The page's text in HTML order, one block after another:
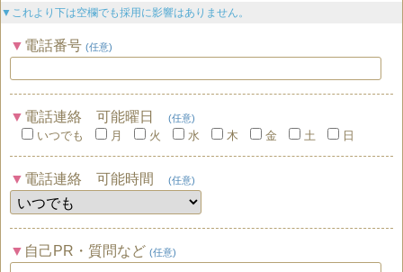
▼これより下は空欄でも採用に影響はありません。
電話番号 (任意)
電話連絡 可能曜日 (任意)
いつでも 月 火 水 木 金 土 日
電話連絡 可能時間 (任意)
自己PR・質問など (任意)